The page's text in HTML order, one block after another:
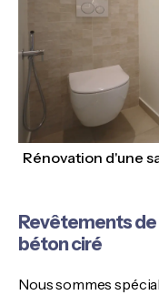
Rénovation d'une
Revêtements de
béton ciré
Nous sommes